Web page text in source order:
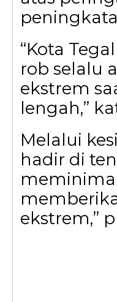
“Kota
rob selalu
ekstrem
lengah,”
Melalui
hadir di
ekstrem,”